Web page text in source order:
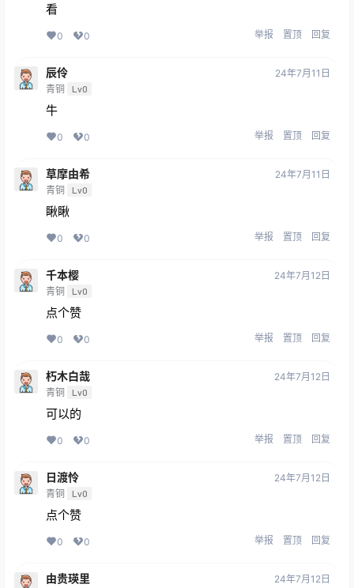
看
0 0 举报 置顶 回复
辰伶
青铜 Lv0
24年7月11日
牛
0 0 举报 置顶 回复
草摩由希
青铜 Lv0
24年7月11日
瞅瞅
0 0 举报 置顶 回复
千本樱
青铜 Lv0
24年7月12日
点个赞
0 0 举报 置顶 回复
朽木白哉
青铜 Lv0
24年7月12日
可以的
0 0 举报 置顶 回复
日渡怜
青铜 Lv0
24年7月12日
点个赞
0 0 举报 置顶 回复
由贵瑛里 24年7月12日